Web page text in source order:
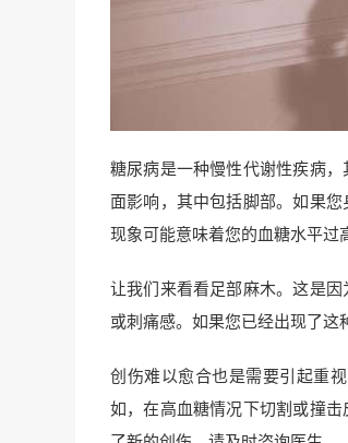
糖尿病是一种慢性代谢性疾病
面影响，其中包括脚部。如果
现象可能意味着您的血糖水平过
让我们来看看足部麻木。这是
或刺痛感。如果您已经出现了这
创伤难以愈合也是需要引起重
如，在高血糖情况下切割或撞